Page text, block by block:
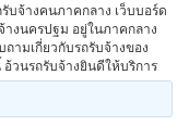
บจ้างคนภาคกลาง เว็บบอร์ด
างนครปฐม อยู่ในภาคกลาง
ามเกี่ยวกับรถรับจ้างของ
วนรถรับจ้างยินดีให้บริการ